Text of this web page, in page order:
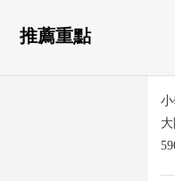
推薦重點